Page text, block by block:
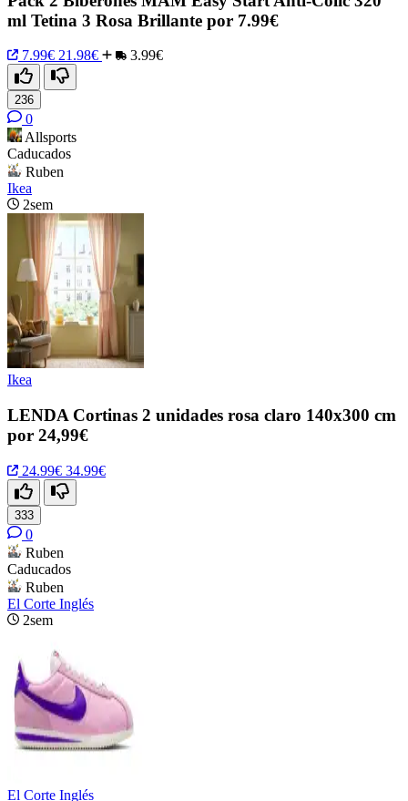
ml Tetina 3 Rosa Brillante por 7.99€
7.99€ 21.98€ 3.99€
236
0
Allsports
Caducados
Ruben
Ikea
2sem
Ikea
LENDA Cortinas 2 unidades rosa claro 140x300 cm
por 24,99€
24.99€ 34.99€
333
0
Ruben
Caducados
Ruben
El Corte Inglés
2sem
El Corte Inglés